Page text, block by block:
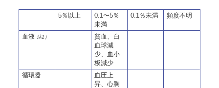
5％以上
0.1〜5％
未満
0.1％未満 頻度不明
血液 注1）
貧血、白
血球減
少、血小
板減少
循環器
血圧上
昇、心胸